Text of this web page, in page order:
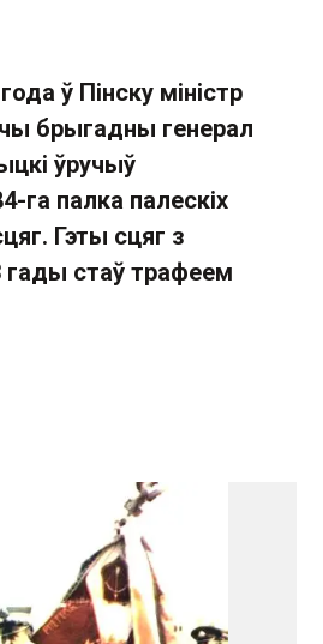
ў Пінску міністр
брыгадны генерал
ўручыў
га палка палескіх
Гэты сцяг з
гады стаў трафеем